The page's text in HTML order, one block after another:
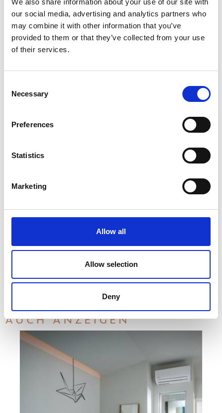
We also share information about your use of our site with
our social media, advertising and analytics partners who
may combine it with other information that you’ve
provided to them or that they’ve collected from your use
of their services.
Selection
Necessary
Preferences
Statistics
Marketing
Allow all
Allow selection
Deny
Ihrer Wahl pro Zimmer
Wäscherei, Bügelservice und
Reinigungsservice (gegen Aufpreis)
Bademantel
AUCH ANZEIGEN